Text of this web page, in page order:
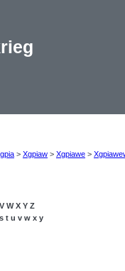
> Xgpiaw > Xgpiawe >
V W X Y Z
s t u v w x y